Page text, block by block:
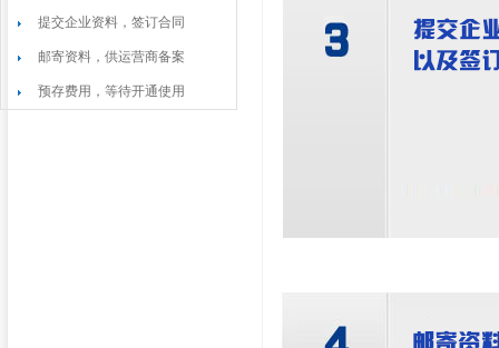
提交企业资料，签订合同
邮寄资料，供运营商备案
预存费用，等待开通使用